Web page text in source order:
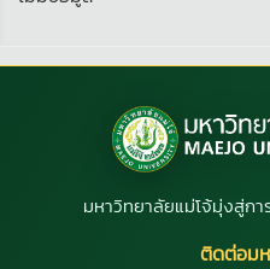
มหาวิทยาลัยแม่โจ้มุ่งสู่กา
ติดต่อม